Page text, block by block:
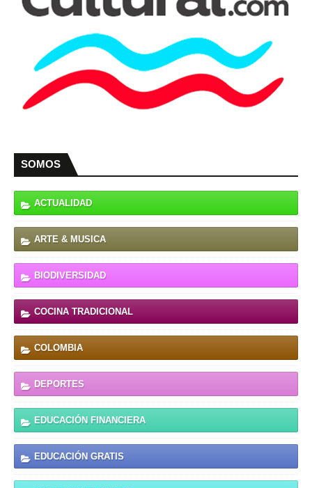
SOMOS
ACTUALIDAD
ARTE & MUSICA
BIODIVERSIDAD
COCINA TRADICIONAL
COLOMBIA
DEPORTES
EDUCACIÓN FINANCIERA
EDUCACIÓN GRATIS